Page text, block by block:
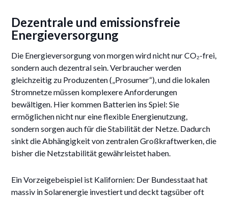
Dezentrale und emissionsfreie
Energieversorgung
Die Energieversorgung von morgen wird nicht nur CO₂-frei,
sondern auch dezentral sein. Verbraucher werden
gleichzeitig zu Produzenten („Prosumer“), und die lokalen
Stromnetze müssen komplexere Anforderungen
bewältigen. Hier kommen Batterien ins Spiel: Sie
ermöglichen nicht nur eine flexible Energienutzung,
sondern sorgen auch für die Stabilität der Netze. Dadurch
sinkt die Abhängigkeit von zentralen Großkraftwerken, die
bisher die Netzstabilität gewährleistet haben.
Ein Vorzeigebeispiel ist Kalifornien: Der Bundesstaat hat
massiv in Solarenergie investiert und deckt tagsüber oft